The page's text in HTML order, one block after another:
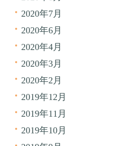
2020年7月
2020年6月
2020年4月
2020年3月
2020年2月
2019年12月
2019年11月
2019年10月